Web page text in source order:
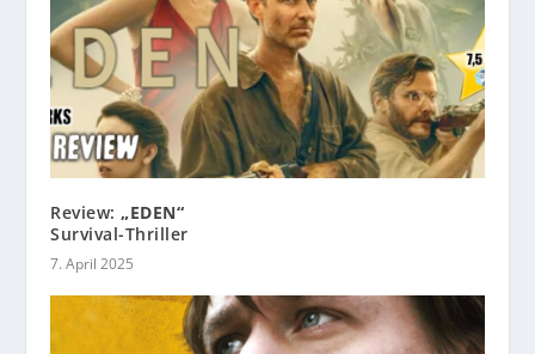
Review:„EDEN“
Survival-Thriller
7. April 2025